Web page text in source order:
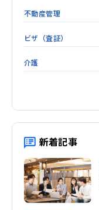
不動産管理
ビザ（査証）
介護
海外人事
健康経営
人的資本経営
転勤
新着記事